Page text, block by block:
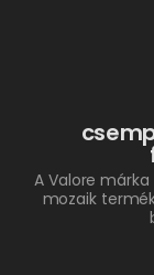
A Valore
mozaik